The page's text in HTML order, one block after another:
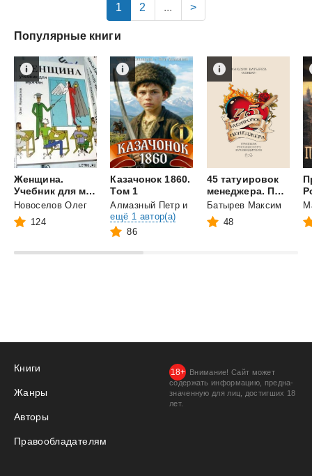
1 2 ... >
Популярные книги
Женщина.
Учебник для мужчин
Новоселов Олег
124
Казачонок 1860.
Том 1
Алмазный Петри
ещё 1 автор(а)
86
45 татуировок
менеджера. Правила российского руководителя
Батырев Максим
48
Книги
Жанры
Авторы
Правообладателям
Внимание! Сайт может
содержать информацию, предна­
значенную для лиц, дости­гших 18
лет.